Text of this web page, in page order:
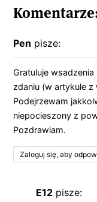
Pen pisze:
Gratuluje
zdaniu (w artykule
Podejrzewam
niepocieszony z
Pozdrawiam.
Zaloguj się, aby
E12 pisze: